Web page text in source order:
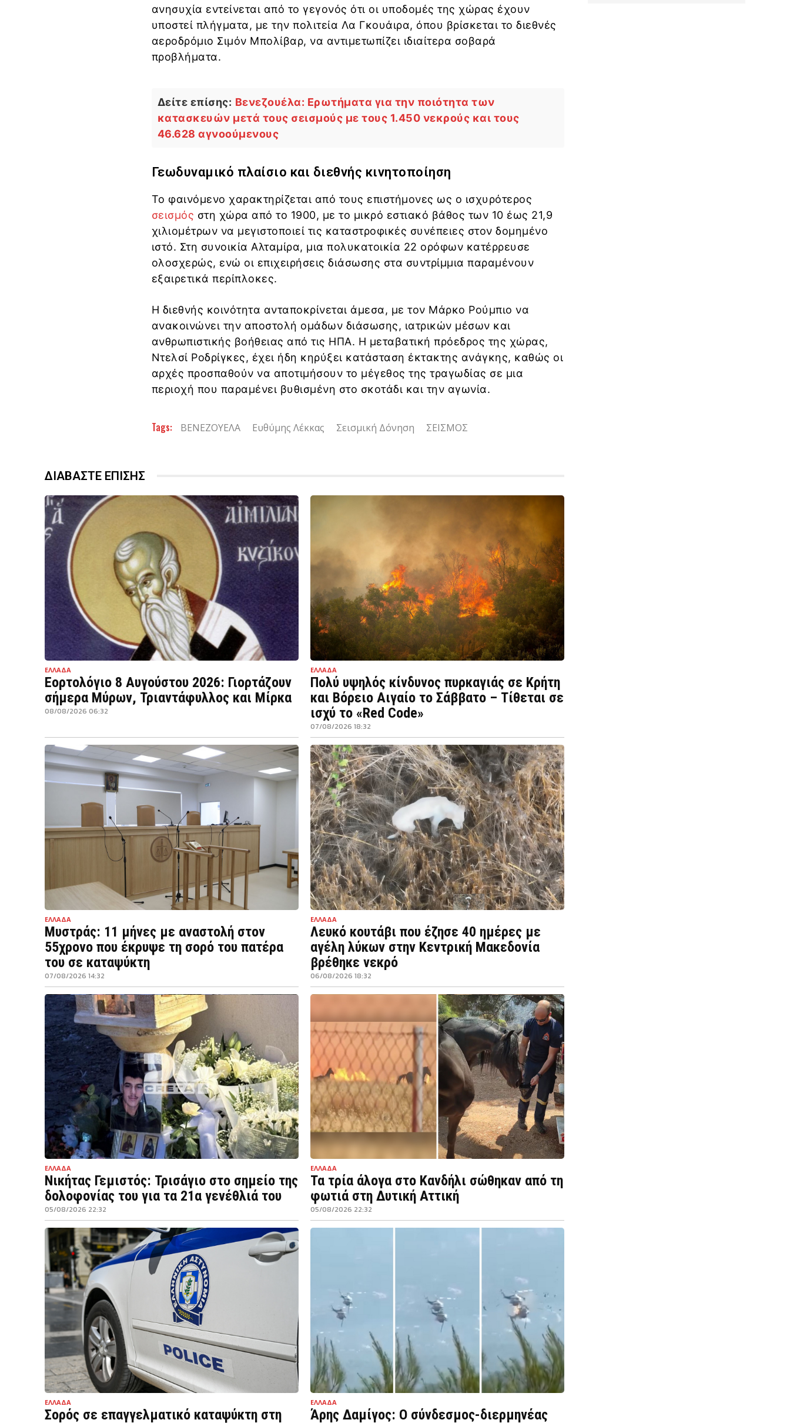
ανησυχία εντείνεται από το γεγονός ότι οι υποδομές της χώρας έχουν
υποστεί πλήγματα, με την πολιτεία Λα Γκουάιρα, όπου βρίσκεται το διεθνές
αεροδρόμιο Σιμόν Μπολίβαρ, να αντιμετωπίζει ιδιαίτερα σοβαρά
προβλήματα.
Δείτε επίσης: Βενεζουέλα: Ερωτήματα για την ποιότητα των
κατασκευών μετά τους σεισμούς με τους 1.450 νεκρούς και τους
46.628 αγνοούμενους
Γεωδυναμικό πλαίσιο και διεθνής κινητοποίηση
Το φαινόμενο χαρακτηρίζεται από τους επιστήμονες ως ο ισχυρότερος
σεισμός στη χώρα από το 1900, με το μικρό εστιακό βάθος των 10 έως 21,9
χιλιομέτρων να μεγιστοποιεί τις καταστροφικές συνέπειες στον δομημένο
ιστό. Στη συνοικία Αλταμίρα, μια πολυκατοικία 22 ορόφων κατέρρευσε
ολοσχερώς, ενώ οι επιχειρήσεις διάσωσης στα συντρίμμια παραμένουν
εξαιρετικά περίπλοκες.
Η διεθνής κοινότητα ανταποκρίνεται άμεσα, με τον Μάρκο Ρούμπιο να
ανακοινώνει την αποστολή ομάδων διάσωσης, ιατρικών μέσων και
ανθρωπιστικής βοήθειας από τις ΗΠΑ. Η μεταβατική πρόεδρος της χώρας,
Ντελσί Ροδρίγκες, έχει ήδη κηρύξει κατάσταση έκτακτης ανάγκης, καθώς οι
αρχές προσπαθούν να αποτιμήσουν το μέγεθος της τραγωδίας σε μια
περιοχή που παραμένει βυθισμένη στο σκοτάδι και την αγωνία.
Tags: ΒΕΝΕΖΟΥΕΛΑ Ευθύμης Λέκκας Σεισμική Δόνηση ΣΕΙΣΜΟΣ
ΔΙΑΒΑΣΤΕ ΕΠΙΣΗΣ
ΕΛΛΑΔΑ
Εορτολόγιο 8 Αυγούστου 2026: Γιορτάζουν
σήμερα Μύρων, Τριαντάφυλλος και Μίρκα
08/08/2026 06:32
ΕΛΛΑΔΑ
Πολύ υψηλός κίνδυνος πυρκαγιάς σε Κρήτη
και Βόρειο Αιγαίο το Σάββατο – Τίθεται σε
ισχύ το «Red Code»
07/08/2026 18:32
ΕΛΛΑΔΑ
Μυστράς: 11 μήνες με αναστολή στον
55χρονο που έκρυψε τη σορό του πατέρα
του σε καταψύκτη
07/08/2026 14:32
ΕΛΛΑΔΑ
Λευκό κουτάβι που έζησε 40 ημέρες με
αγέλη λύκων στην Κεντρική Μακεδονία
βρέθηκε νεκρό
06/08/2026 18:32
ΕΛΛΑΔΑ
Νικήτας Γεμιστός: Τρισάγιο στο σημείο της
δολοφονίας του για τα 21α γενέθλιά του
05/08/2026 22:32
ΕΛΛΑΔΑ
Τα τρία άλογα στο Κανδήλι σώθηκαν από τη
φωτιά στη Δυτική Αττική
05/08/2026 22:32
ΕΛΛΑΔΑ
Σορός σε επαγγελματικό καταψύκτη στη
ΕΛΛΑΔΑ
Άρης Δαμίγος: Ο σύνδεσμος-διερμηνέας